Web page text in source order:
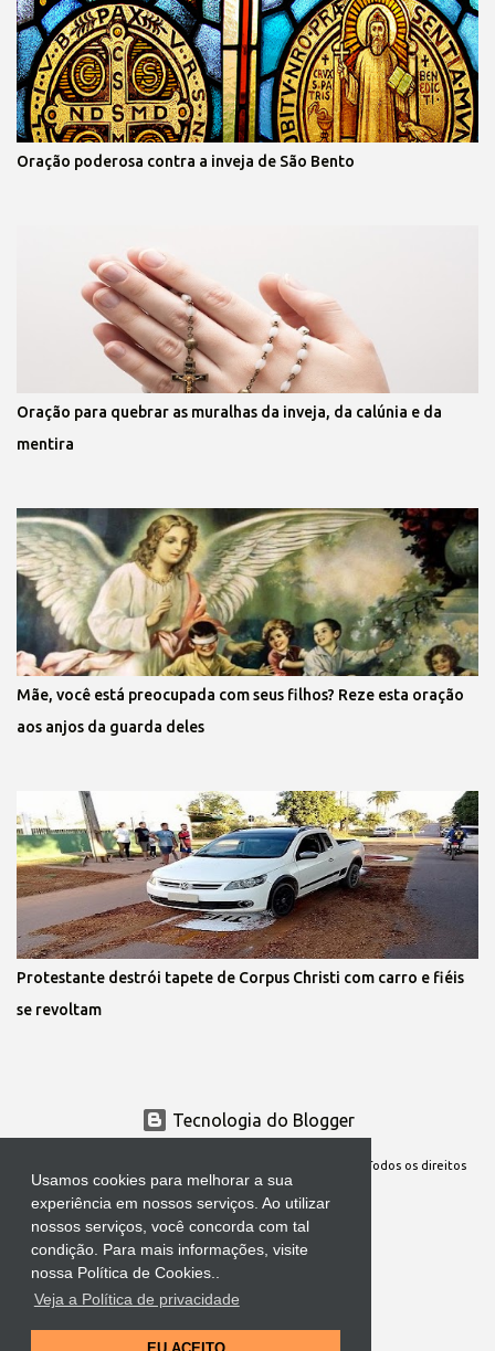
Usamos cookies para melhorar a sua
experiência em nossos serviços. Ao utilizar
nossos serviços, você concorda com tal
condição. Para mais informações, visite
nossa Política de Cookies..
Veja a Política de privacidade
Oração poderosa contra a inveja de São Bento
Oração para quebrar as muralhas da inveja, da calúnia e da
mentira
Mãe, você está preocupada com seus filhos? Reze esta oração
aos anjos da guarda deles
Protestante destrói tapete de Corpus Christi com carro e fiéis
se revoltam
Tecnologia do Blogger
Site Oficial da Comunidade Nossa Senhora cuida de mim. Todos os direitos